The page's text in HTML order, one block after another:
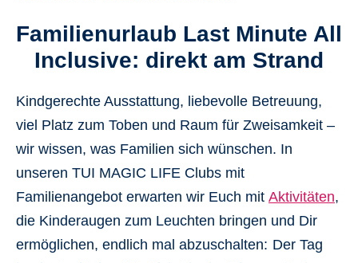
Familienurlaub Last Minute All
Inclusive: direkt am Strand
Kindgerechte Ausstattung, liebevolle Betreuung,
viel Platz zum Toben und Raum für Zweisamkeit –
wir wissen, was Familien sich wünschen. In
unseren TUI MAGIC LIFE Clubs mit
Familienangebot erwarten wir Euch mit Aktivitäten,
die Kinderaugen zum Leuchten bringen und Dir
ermöglichen, endlich mal abzuschalten: Der Tag